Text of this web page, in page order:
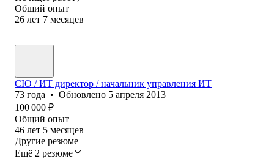
Общий опыт
26 лет 7 месяцев
CIO / ИT директор / начальник управления ИT
73 года • Обновлено 5 апреля 2013
100 000 ₽
Общий опыт
46 лет 5 месяцев
Другие резюме
Ещё 2 резюме